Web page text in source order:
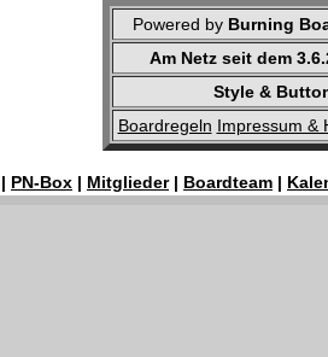
Powered by Burning
Am Netz seit dem
Style &
Boardregeln Impressum &
| PN-Box | Mitglieder| Boardteam |